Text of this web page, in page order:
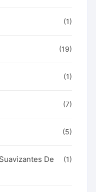
(1)
(19)
(1)
(7)
(5)
De
(1)